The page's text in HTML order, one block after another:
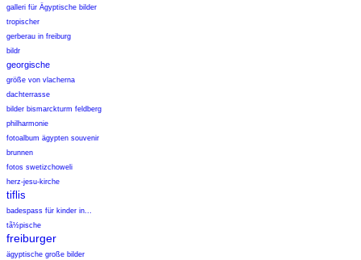
galleri für Ägyptische bilder
tropischer
gerberau in freiburg
bildr
georgische
größe von vlacherna
dachterrasse
bilder bismarckturm feldberg
philharmonie
fotoalbum ägypten souvenir
brunnen
fotos swetizchoweli
herz-jesu-kirche
tiflis
badespass für kinder in...
tã½pische
freiburger
ägyptische große bilder